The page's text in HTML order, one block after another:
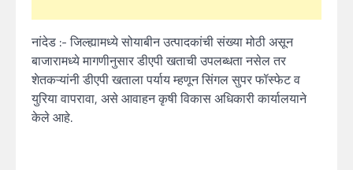
नांदेड :- जिल्ह्यामध्ये सोयाबीन उत्पादकांची संख्या मोठी असून
बाजारामध्ये मागणीनुसार डीएपी खताची उपलब्धता नसेल तर
शेतकऱ्यांनी डीएपी खताला पर्याय म्हणून सिंगल सुपर फॉस्फेट व
युरिया वापरावा, असे आवाहन कृषी विकास अधिकारी कार्यालयाने
केले आहे.